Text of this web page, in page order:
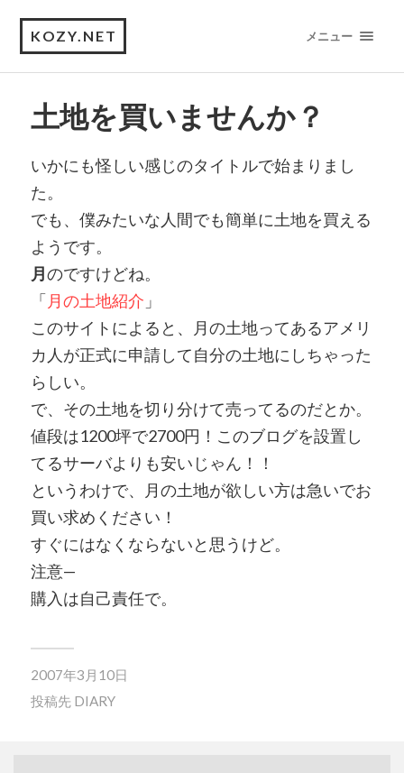
KOZY.NET メニュー
土地を買いませんか？
いかにも怪しい感じのタイトルで始まりまし
た。
でも、僕みたいな人間でも簡単に土地を買える
ようです。
月のですけどね。
「 月の土地紹介 」
このサイトによると、月の土地ってあるアメリ
カ人が正式に申請して自分の土地にしちゃった
らしい。
で、その土地を切り分けて売ってるのだとか。
値段は1200坪で2700円！このブログを設置し
てるサーバよりも安いじゃん！！
というわけで、月の土地が欲しい方は急いでお
買い求めください！
すぐにはなくならないと思うけど。
注意—
購入は自己責任で。
2007年3月10日
投稿先 DIARY